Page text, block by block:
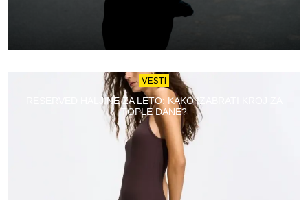
VESTI
RESERVED HALJINE ZA LETO: KAKO IZABRATI KROJ ZA
TOPLE DANE?